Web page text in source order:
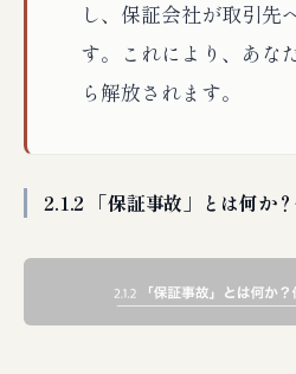
し、保証会社が取引先
す。これにより、あな
ら解放されます。
2.1.2 「保証事故」とは何か